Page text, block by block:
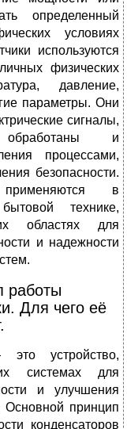
определенный
условиях
используются
физических
давление,
параметры. Они
сигналы,
и
процессами,
безопасности.
в
технике,
областях для
и надежности
работы
Для чего её
это устройство,
системах для
и улучшения
Основной принцип
конденсаторов